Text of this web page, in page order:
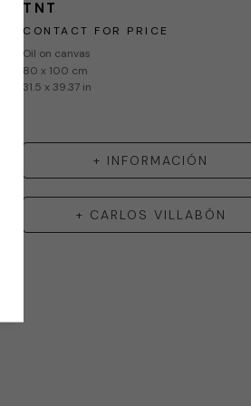
TNT
CONTACT FOR PRICE
Oil on canvas
80 x 100 cm
31.5 x 39.37 in
+ INFORMACIÓN
+ CARLOS VILLABÓN